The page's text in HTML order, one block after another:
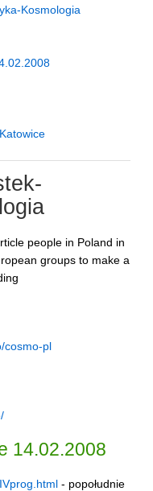
Kosmologia
people in Poland in
groups to make a
cosmo-pl
14.02.2008
- popołudnie